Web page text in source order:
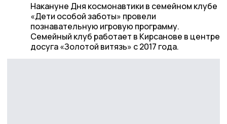
Накануне Дня космонавтики в семейном клубе
«Дети особой заботы» провели
познавательную игровую программу.
Семейный клуб работает в Кирсанове в центре
досуга «Золотой витязь» с 2017 года.